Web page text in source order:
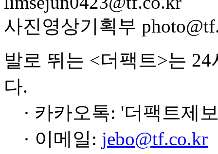
사진영상기획부
발로 뛰는 <더팩트>는
다.
· 카카오톡: '더팩트제
· 이메일: jebo@tf.co.kr